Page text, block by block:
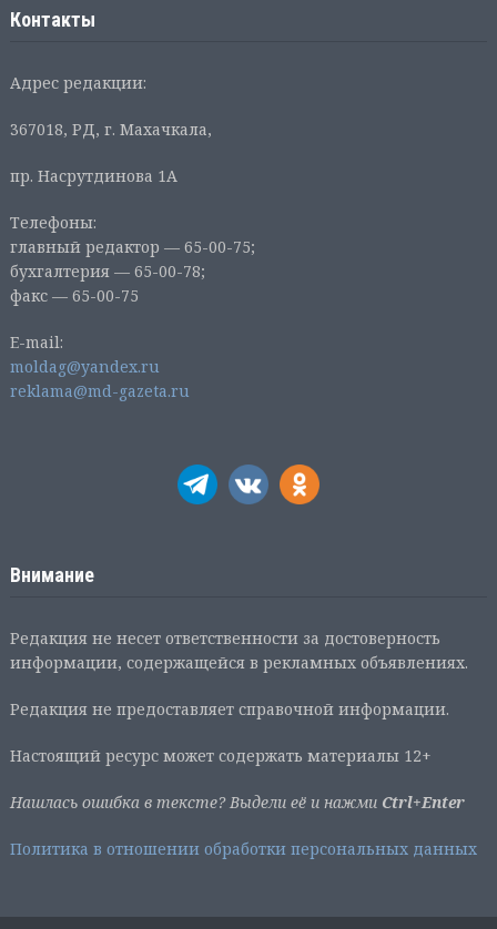
Контакты
Адрес редакции:
367018, РД, г. Махачкала,
пр. Насрутдинова 1А
Телефоны:
главный редактор — 65-00-75;
бухгалтерия — 65-00-78;
факс — 65-00-75
E-mail:
moldag@yandex.ru
reklama@md-gazeta.ru
Внимание
Редакция не несет ответственности за достоверность
информации, содержащейся в рекламных объявлениях.
Редакция не предоставляет справочной информации.
Настоящий ресурс может содержать материалы 12+
Нашлась ошибка в тексте? Выдели её и нажми Ctrl+Enter
Политика в отношении обработки персональных данных